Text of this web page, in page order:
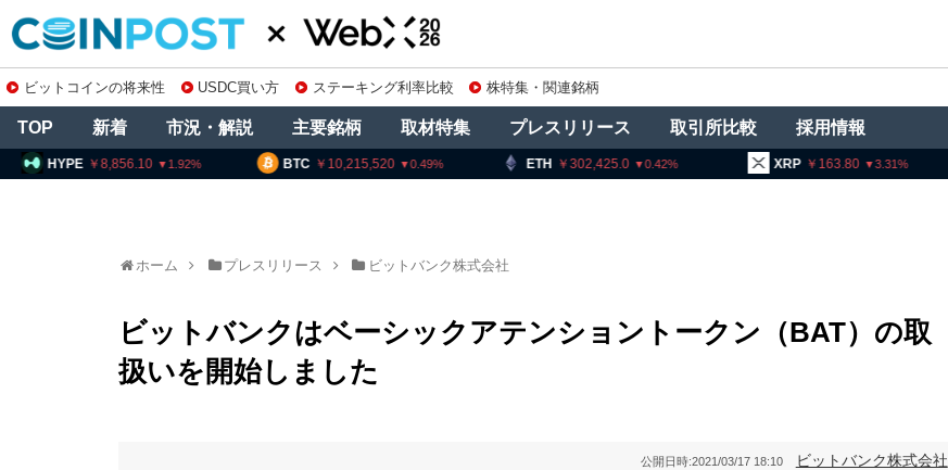
ビットコインの将来性 USDC買い方 ステーキング利率比較 株特集・関連銘柄
TOP 新着 市況・解説 主要銘柄 取材特集 プレスリリース 取引所比較 採用情報
BTC 10,215,520 0.49 ETH 302,425.0 0.42 163.80 3.31
8,856.10 1.92
ホーム プレスリリース ビットバンク株式会社
ビットバンクはベーシックアテンショントークン（BAT）の取
扱いを開始しました
公開日時:2021/03/17 18:10 ビットバンク株式会社